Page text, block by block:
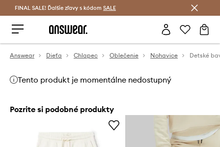
Šetrite s Answear Club >
FINAL SALE! Ďalšie zľavy s kódom SALE
Answear Dieťa Chlapec Oblečenie Nohavice
Tento produkt je momentálne nedostupný
Pozrite si podobné produkty